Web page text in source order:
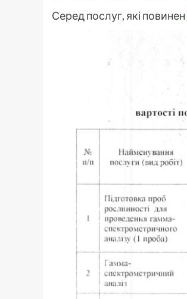
Серед послуг, які повинен